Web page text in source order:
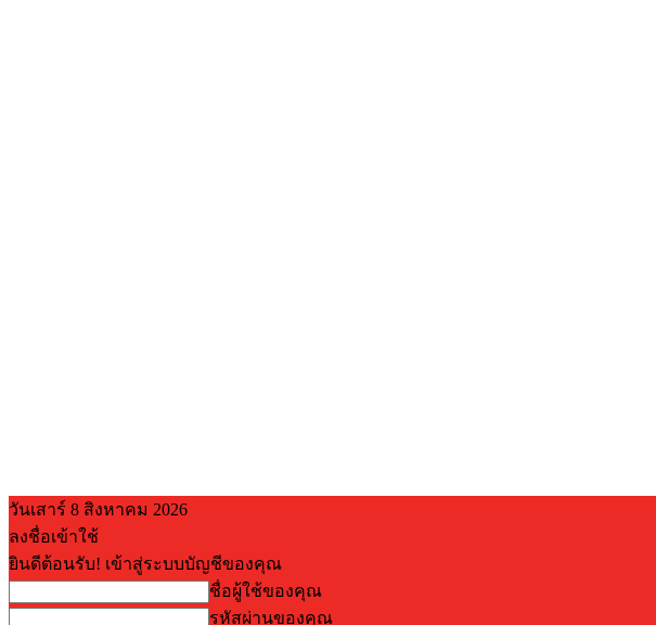
วันเสาร์ 8 สิงหาคม 2026
ลงชื่อเข้าใช้
ยินดีต้อนรับ! เข้าสู่ระบบบัญชีของคุณ
ชื่อผู้ใช้ของคุณ
รหัสผ่านของคุณ